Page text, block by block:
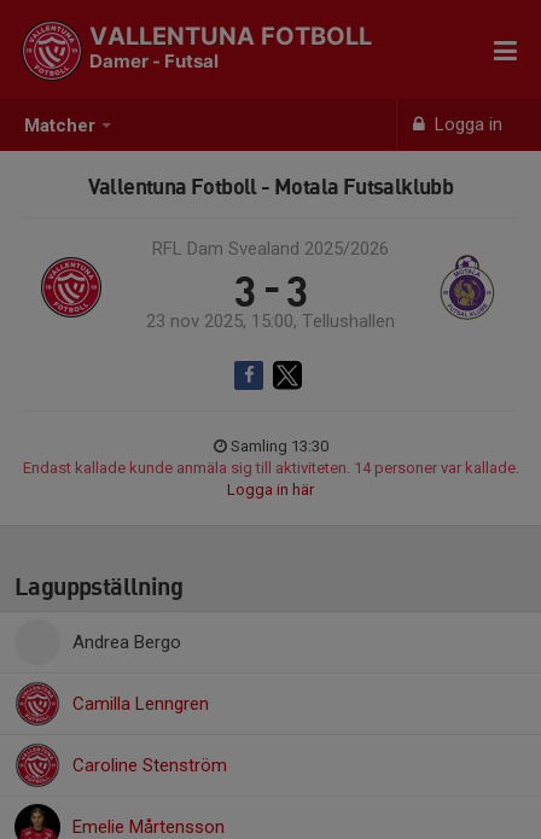
Matcher Logga in
VALLENTUNA FOTBOLL
Damer - Futsal
Vallentuna Fotboll - Motala Futsalklubb
RFL Dam Svealand 2025/2026
3 - 3
23 nov 2025, 15:00, Tellushallen
Samling 13:30
Endast kallade kunde anmäla sig till aktiviteten. 14 personer var kallade.
Logga in här
Laguppställning
Andrea Bergo
Camilla Lenngren
Caroline Stenström
Emelie Mårtensson